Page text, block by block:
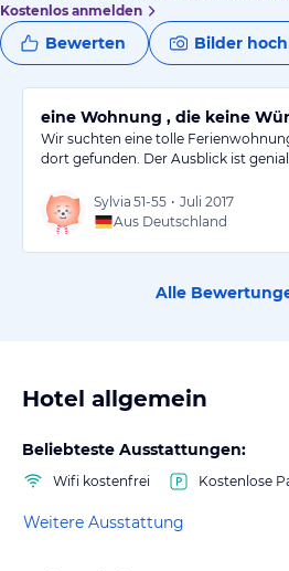
Kostenlos anmelden
Bewerten Bilder
eine Wohnung , die keine
Wir suchten eine tolle
dort gefunden. Der Ausblick ist genial…
Sylvia 51-55 • Juli 2017
Aus Deutschland
Alle
Hotel allgemein
Beliebteste Ausstattungen:
Wifi kostenfrei Kostenlose
Weitere Ausstattung